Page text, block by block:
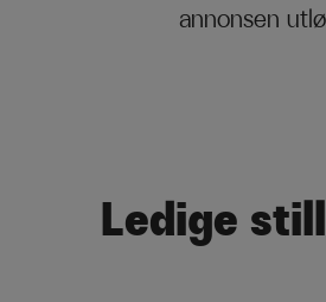
annonsen
Ledige